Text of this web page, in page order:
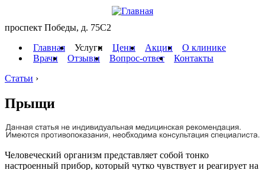
проспект Победы, д. 75C2
Главная
Услуги Цены Акции
О клинике
Врачи
Отзывы Вопрос-ответ
Контакты
Статьи ›
Прыщи
Человеческий организм представляет собой тонко
настроенный прибор, который чутко чувствует и реагирует на